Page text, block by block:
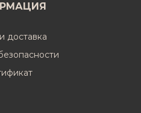
доставка